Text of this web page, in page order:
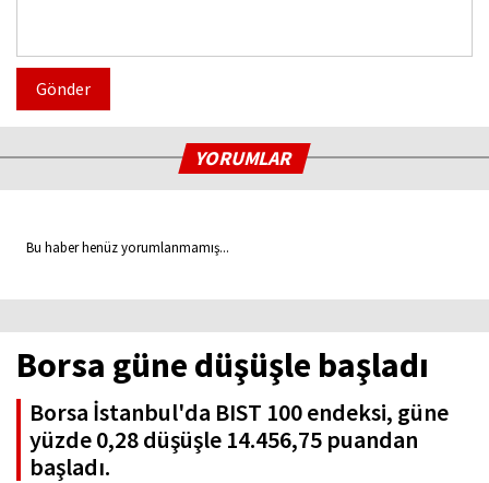
Gönder
YORUMLAR
Bu haber henüz yorumlanmamış...
Borsa güne düşüşle başladı
Borsa İstanbul'da BIST 100 endeksi, güne
yüzde 0,28 düşüşle 14.456,75 puandan
başladı.